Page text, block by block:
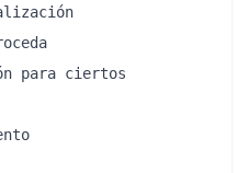
para ciertos